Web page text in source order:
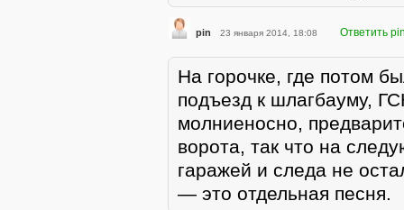
pin 23 января 2014, 18:08 Ответить
На горочке, где потом
подъезд к шлагбауму,
молниеносно,
ворота, так что на
гаражей и следа не
— это отдельная песня.